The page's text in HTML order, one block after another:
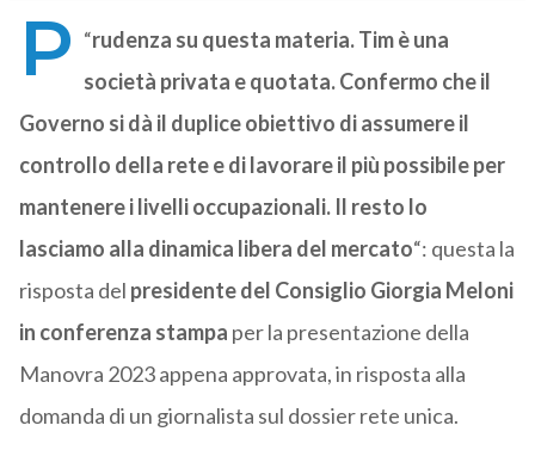
“
P
rudenza su questa materia. Tim è una
società privata e quotata. Confermo che il
Governo si dà il duplice obiettivo di assumere il
controllo della rete e di lavorare il più possibile per
mantenere i livelli occupazionali. Il resto lo
lasciamo alla dinamica libera del mercato“: questa la
risposta del presidente del Consiglio Giorgia Meloni
in conferenza stampa per la presentazione della
Manovra 2023 appena approvata, in risposta alla
domanda di un giornalista sul dossier rete unica.